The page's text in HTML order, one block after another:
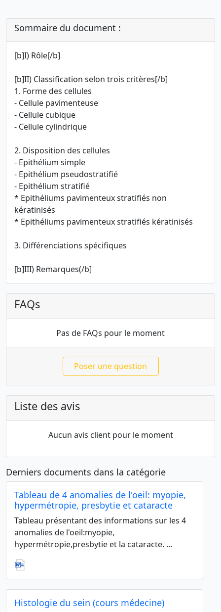
Sommaire du document :
[b]I) Rôle[/b]
[b]II) Classification selon trois critères[/b]
1. Forme des cellules
- Cellule pavimenteuse
- Cellule cubique
- Cellule cylindrique
2. Disposition des cellules
- Epithélium simple
- Epithélium pseudostratifié
- Epithélium stratifié
* Epithéliums pavimenteux stratifiés non
kératinisés
* Epithéliums pavimenteux stratifiés kératinisés
3. Différenciations spécifiques
[b]III) Remarques(/b]
FAQs
Pas de FAQs pour le moment
Poser une question
Liste des avis
Aucun avis client pour le moment
Derniers documents dans la catégorie
Tableau de 4 anomalies de l'oeil: myopie,
hypermétropie, presbytie et cataracte
Tableau présentant des informations sur les 4
anomalies de l'oeil:myopie,
hypermétropie,presbytie et la cataracte. ...
Histologie du sein (cours médecine)